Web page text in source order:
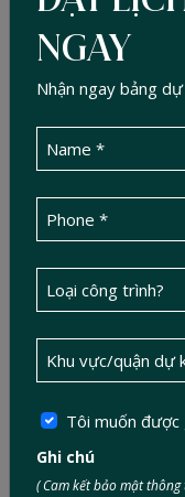
xây thường lãng phí
vật liệu thiếu tính
Với dịch vụxây
vấn thiết kế phù hợp
tôi tận dụng không
thời đảm bảo thẩm
NGAY
Nhận ngay bảng
Tôi muốn được
Ghi chú
( Cam kết bảo mật